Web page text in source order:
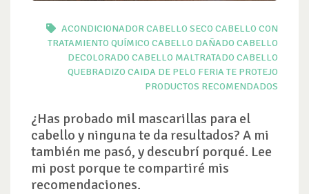
ACONDICIONADOR CABELLO SECO CABELLO CON
TRATAMIENTO QUÍMICO CABELLO DAÑADO CABELLO
DECOLORADO CABELLO MALTRATADO CABELLO
QUEBRADIZO CAIDA DE PELO FERIA TE PROTEJO
PRODUCTOS RECOMENDADOS
¿Has probado mil mascarillas para el
cabello y ninguna te da resultados? A mi
también me pasó, y descubrí porqué. Lee
mi post porque te compartiré mis
recomendaciones.